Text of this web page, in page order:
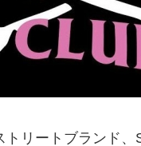
リートブランド